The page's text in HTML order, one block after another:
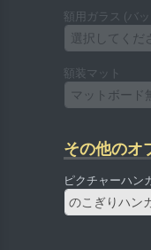
額用ガラス (バ
選択してくだ
額装マット
マットボード
その他のオ
ピクチャーハン
のこぎりハン